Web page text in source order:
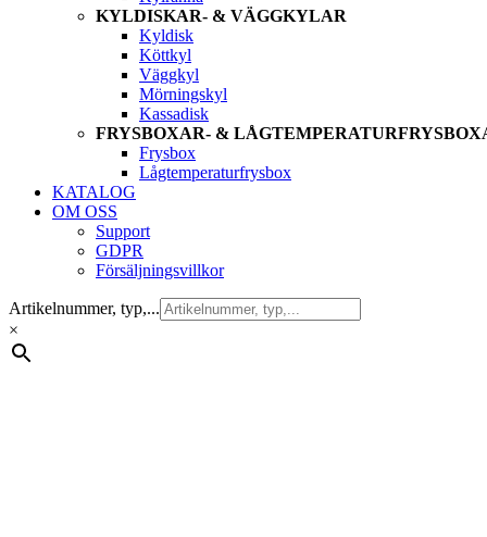
KYLDISKAR- & VÄGGKYLAR
Kyldisk
Köttkyl
Väggkyl
Mörningskyl
Kassadisk
FRYSBOXAR- &
Frysbox
Lågtemperaturfrysbox
KATALOG
OM OSS
Support
GDPR
Försäljningsvillkor
Artikelnummer, typ,...
×